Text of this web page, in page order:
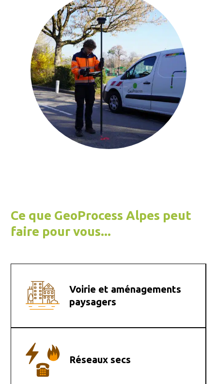
Ce que GeoProcess Alpes peut
faire pour vous...
Voirie et aménagements
paysagers
Réseaux secs